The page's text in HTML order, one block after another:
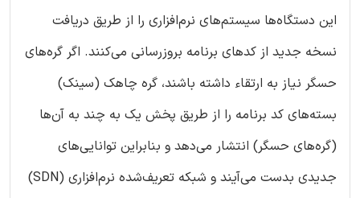
این دستگاه‌ها سیستم‌های نرم‌افزاری را از طریق دریافت
نسخه جدید از کدهای برنامه بروزرسانی می‌کنند. اگر گره‌های
حسگر نیاز به ارتقاء داشته باشند، گره چاهک (سینک)
بسته‌های کد برنامه را از طریق پخش یک به چند به آن‌ها
(گره‌های حسگر) انتشار می‌دهد و بنابراین توانایی‌های
جدیدی بدست می‌آیند و شبکه تعریف‌شده نرم‌افزاری (SDN)